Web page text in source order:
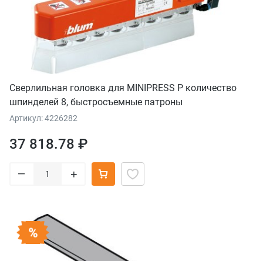
Сверлильная головка для MINIPRESS P количество
шпинделей 8, быстросъемные патроны
Артикул: 4226282
37 818.78 ₽
– +